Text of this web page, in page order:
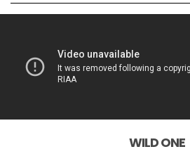
WILD ONE